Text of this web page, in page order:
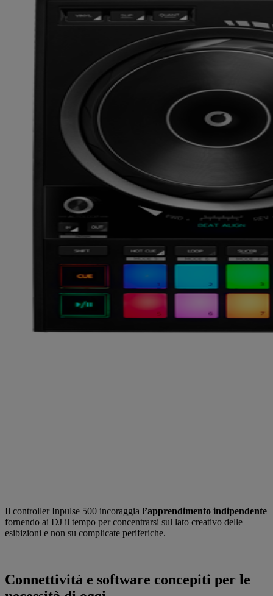
Il controller Inpulse 500 incoraggia l’apprendimento indipendente
fornendo ai DJ il tempo per concentrarsi sul lato creativo delle
esibizioni e non su complicate periferiche.
Connettività e software concepiti per le